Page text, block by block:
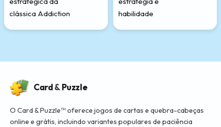
clássica Addiction
habilidade
Card&Puzzle
O Card & Puzzle™ oferece jogos de cartas e quebra-cabeças
online e grátis, incluindo variantes populares de paciência